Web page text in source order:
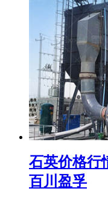
石英价格行
百川盈孚